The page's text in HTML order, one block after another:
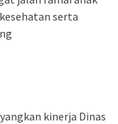
serta
kinerja Dinas